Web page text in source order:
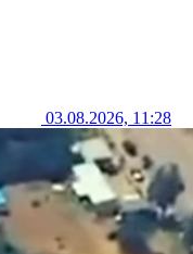
03.08.2026, 11:28